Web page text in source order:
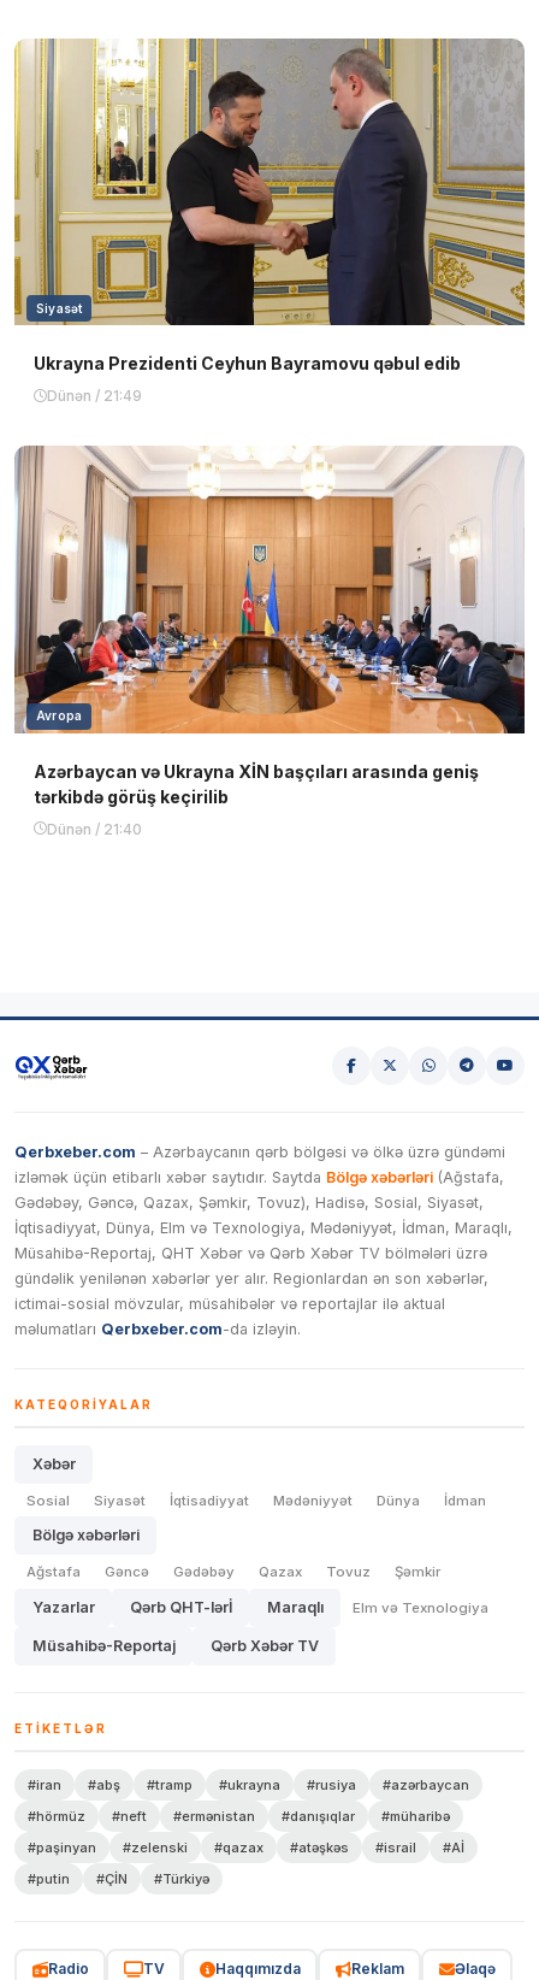
Siyasət
Ukrayna Prezidenti Ceyhun Bayramovu qəbul edib
Dünən / 21:49
Avropa
Azərbaycan və Ukrayna XİN başçıları arasında geniş
tərkibdə görüş keçirilib
Dünən / 21:40
Qerbxeber.com – Azərbaycanın qərb bölgəsi və ölkə üzrə gündəmi
izləmək üçün etibarlı xəbər saytıdır. Saytda Bölgə xəbərləri (Ağstafa,
Gədəbəy, Gəncə, Qazax, Şəmkir, Tovuz), Hadisə, Sosial, Siyasət,
İqtisadiyyat, Dünya, Elm və Texnologiya, Mədəniyyət, İdman, Maraqlı,
Müsahibə-Reportaj, QHT Xəbər və Qərb Xəbər TV bölmələri üzrə
gündəlik yenilənən xəbərlər yer alır. Regionlardan ən son xəbərlər,
ictimai-sosial mövzular, müsahibələr və reportajlar ilə aktual
məlumatları Qerbxeber.com-da izləyin.
KATEQORIYALAR
Xəbər
Sosial Siyasət İqtisadiyyat Mədəniyyət Dünya İdman
Bölgə xəbərləri
Ağstafa Gəncə Gədəbəy Qazax Tovuz Şəmkir
Yazarlar Qərb QHT-lərİ Maraqlı Elm və Texnologiya
Müsahibə-Reportaj Qərb Xəbər TV
ETIKETLƏR
#iran #abş #tramp #ukrayna #rusiya
#azərbaycan
#hörmüz
#neft #ermənistan #danışıqlar
#müharibə
#paşinyan
#zelenski #qazax #atəşkəs #israil
#Aİ
#putin
#ÇİN #Türkiyə
Radio TV Haqqımızda Reklam Əlaqə